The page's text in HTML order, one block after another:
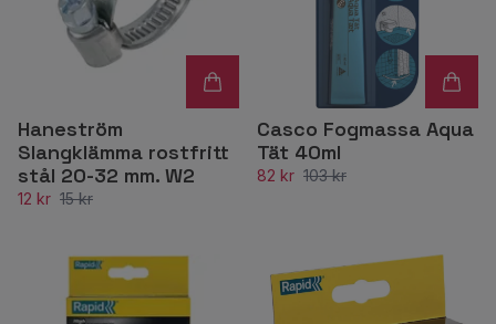
Haneström
Slangklämma rostfritt
stål 20-32 mm. W2
12 kr 15 kr
Casco Fogmassa Aqua
Tät 40ml
82 kr 103 kr